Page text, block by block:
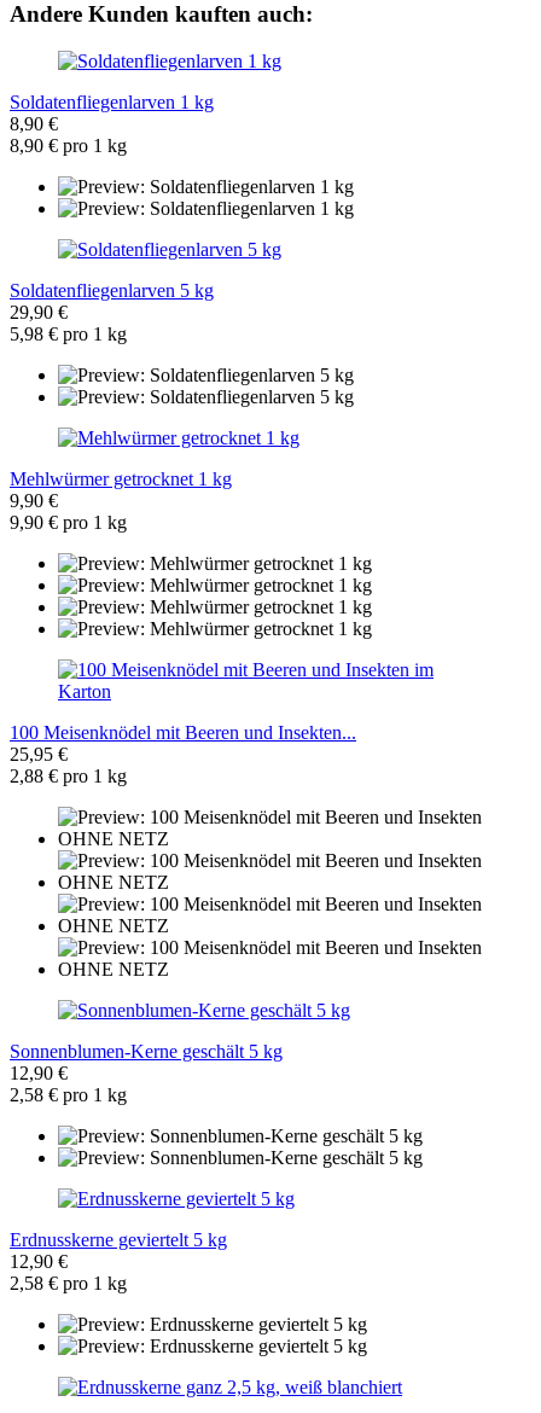
Andere Kunden kauften auch:
Soldatenfliegenlarven 1 kg
8,90 €
8,90 € pro 1 kg
Soldatenfliegenlarven 5 kg
29,90 €
5,98 € pro 1 kg
Mehlwürmer getrocknet 1 kg
9,90 €
9,90 € pro 1 kg
100 Meisenknödel mit Beeren und Insekten...
25,95 €
2,88 € pro 1 kg
Sonnenblumen-Kerne geschält 5 kg
12,90 €
2,58 € pro 1 kg
Erdnusskerne geviertelt 5 kg
12,90 €
2,58 € pro 1 kg